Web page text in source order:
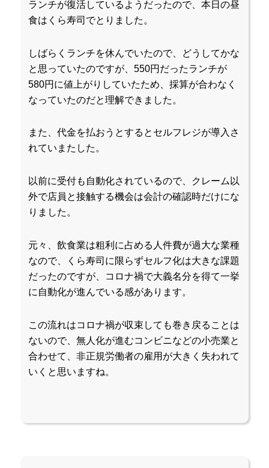
ランチが復活しているようだったので、本日の昼
食はくら寿司でとりました。
しばらくランチを休んでいたので、どうしてかな
と思っていたのですが、550円だったランチが
580円に値上がりしていたため、採算が合わなく
なっていたのだと理解できました。
また、代金を払おうとするとセルフレジが導入さ
れていまたした。
以前に受付も自動化されているので、クレーム以
外で店員と接触する機会は会計の確認時だけにな
りました。
元々、飲食業は粗利に占める人件費が過大な業種
なので、くら寿司に限らずセルフ化は大きな課題
だったのですが、コロナ禍で大義名分を得て一挙
に自動化が進んでいる感があります。
この流れはコロナ禍が収束しても巻き戻ることは
ないので、無人化が進むコンビニなどの小売業と
合わせて、非正規労働者の雇用が大きく失われて
いくと思いますね。